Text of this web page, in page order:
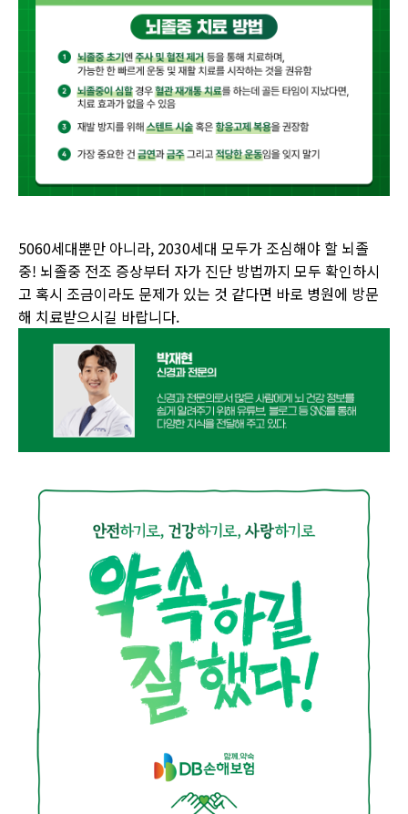
5060세대뿐만 아니라, 2030세대 모두가 조심해야 할 뇌졸
중! 뇌졸중 전조 증상부터 자가 진단 방법까지 모두 확인하시
고 혹시 조금이라도 문제가 있는 것 같다면 바로 병원에 방문
해 치료받으시길 바랍니다.